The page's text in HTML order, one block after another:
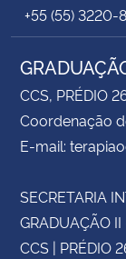
Advocacia-Geral da
Banco Central do Brasil
+55 (55)
CCS, PRÉDIO
Coordenação
E-mail:
SECRETARIA
GRADUAÇÃO
CCS | PRÉDIO